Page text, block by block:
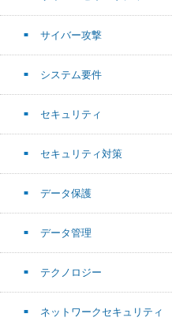
サイバー攻撃
システム要件
セキュリティ
セキュリティ対策
データ保護
データ管理
テクノロジー
ネットワークセキュリティ